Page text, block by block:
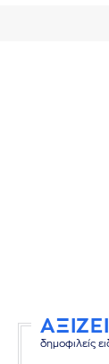
δημοφιλείς